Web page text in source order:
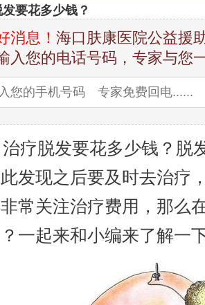
要花多少钱？
消息！ 海口肤康医院公益
入您的电话号码，专家与您
脱发要花多少钱？脱
发现之后要及时去治疗
常关注治疗费用，那么
一起来和小编来了解一